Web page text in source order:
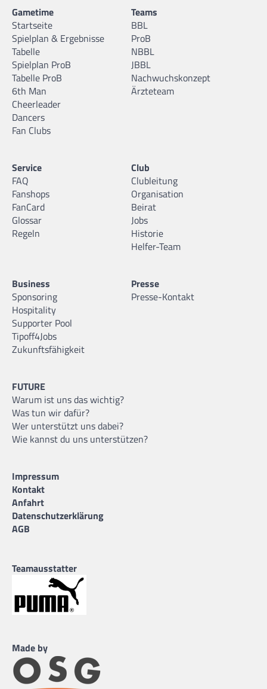
Gametime
Startseite
Spielplan & Ergebnisse
Tabelle
Spielplan ProB
Tabelle ProB
6th Man
Cheerleader
Dancers
Fan Clubs
Teams
BBL
ProB
NBBL
JBBL
Nachwuchskonzept
Ärzteteam
Service
FAQ
Fanshops
FanCard
Glossar
Regeln
Club
Clubleitung
Organisation
Beirat
Jobs
Historie
Helfer-Team
Business
Sponsoring
Hospitality
Supporter Pool
Tipoff4Jobs
Zukunftsfähigkeit
Presse
Presse-Kontakt
FUTURE
Warum ist uns das wichtig?
Was tun wir dafür?
Wer unterstützt uns dabei?
Wie kannst du uns unterstützen?
Impressum
Kontakt
Anfahrt
Datenschutzerklärung
AGB
Teamausstatter
Made by